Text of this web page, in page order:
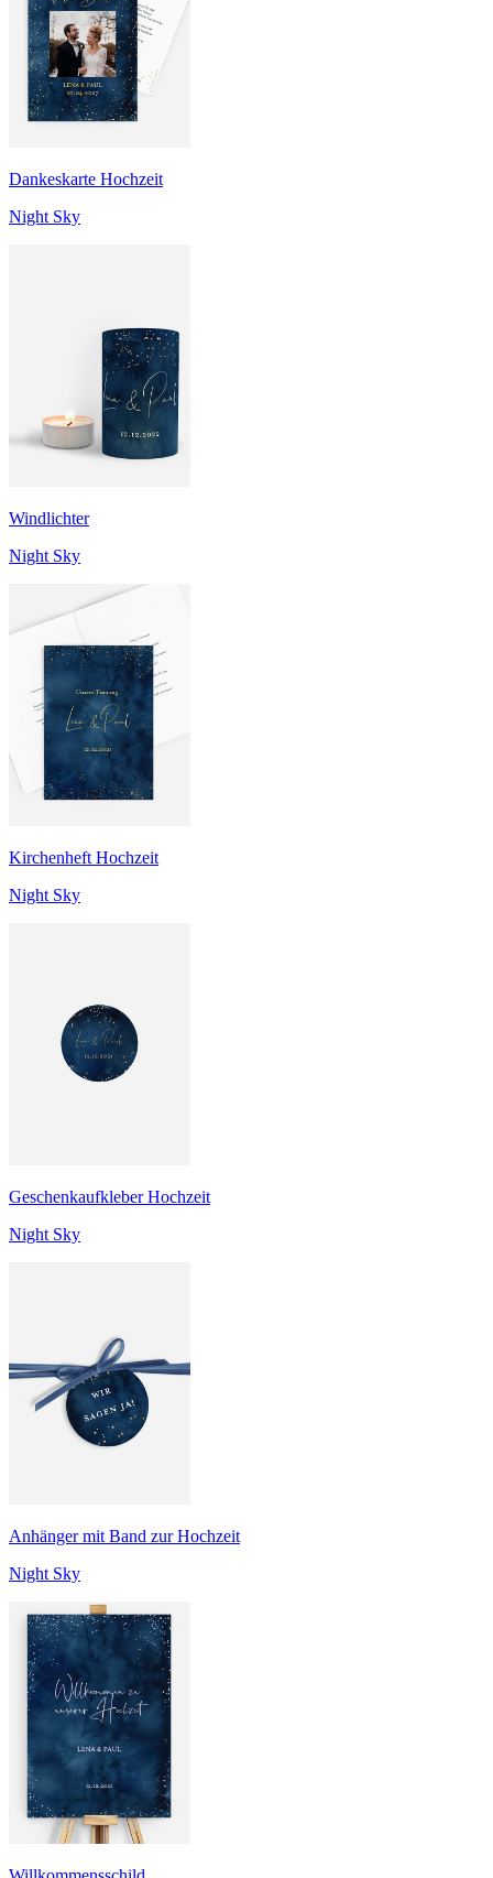
Dankeskarte Hochzeit
Night Sky
Windlichter
Night Sky
Kirchenheft Hochzeit
Night Sky
Geschenkaufkleber Hochzeit
Night Sky
Anhänger mit Band zur Hochzeit
Night Sky